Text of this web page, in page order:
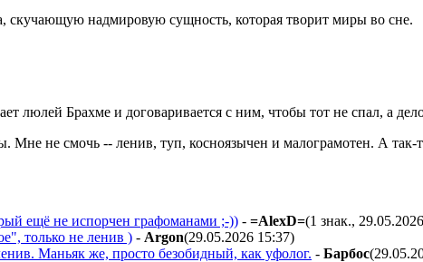
скучающую надмировую сущность, которая творит миры во сне.
люлей Брахме и договаривается с ним, чтобы тот не спал, а
Мне не смочь -- ленив, туп, косноязычен и малограмотен. А
ещё не испорчен графоманами ;-)) - =AlexD=(1 знак.,
только не ленив ) - Argon(29.05.2026 15:37)
Маньяк же, просто безобидный, как уфолог. - Бapбoc